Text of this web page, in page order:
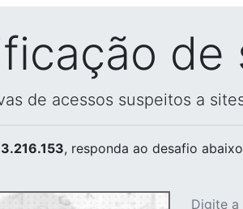
de
de acessos suspeitos a
, responda ao desafio
Digite a